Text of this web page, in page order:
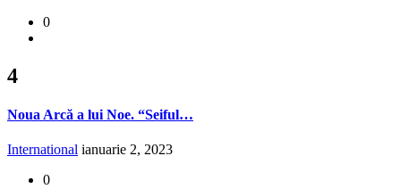
0
4
Noua Arcă a lui Noe. “Seiful…
International ianuarie 2, 2023
0